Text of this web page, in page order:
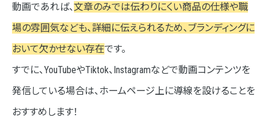
動画であれば、文章のみでは伝わりにくい商品の仕様や職
場の雰囲気なども、詳細に伝えられるため、ブランディングに
おいて欠かせない存在です。
すでに、YouTubeやTiktok、Instagramなどで動画コンテンツを
発信している場合は、ホームページ上に導線を設けることを
おすすめします！